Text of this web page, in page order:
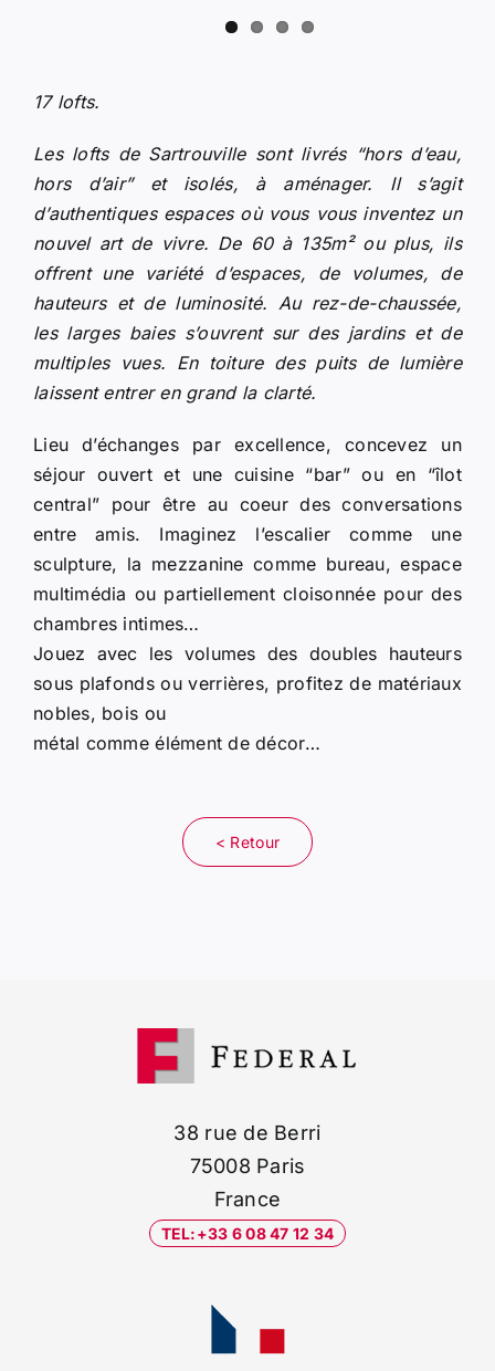
17 lofts.
Les lofts de Sartrouville sont livrés “hors d’eau,
hors d’air” et isolés, à aménager. Il s’agit
d’authentiques espaces où vous vous inventez un
nouvel art de vivre. De 60 à 135m² ou plus, ils
offrent une variété d’espaces, de volumes, de
hauteurs et de luminosité. Au rez-de-chaussée,
les larges baies s’ouvrent sur des jardins et de
multiples vues. En toiture des puits de lumière
laissent entrer en grand la clarté.
Lieu d’échanges par excellence, concevez un
séjour ouvert et une cuisine “bar” ou en “îlot
central” pour être au coeur des conversations
entre amis. Imaginez l’escalier comme une
sculpture, la mezzanine comme bureau, espace
multimédia ou partiellement cloisonnée pour des
chambres intimes…
Jouez avec les volumes des doubles hauteurs
sous plafonds ou verrières, profitez de matériaux
nobles, bois ou
métal comme élément de décor…
< Retour
38 rue de Berri
75008 Paris
France
TEL:+33 6 08 47 12 34